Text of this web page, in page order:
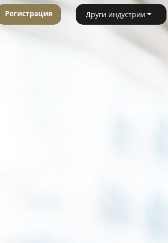
Регистрация Други индустрии